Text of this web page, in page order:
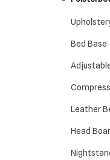
Bed Base
Leather
Head